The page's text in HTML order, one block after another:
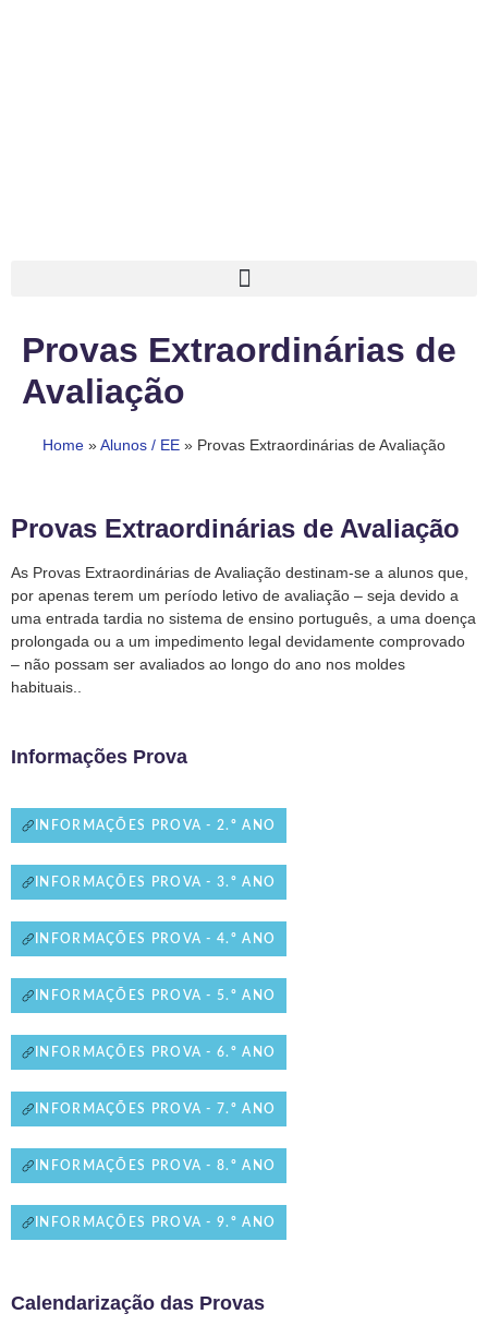
Provas Extraordinárias de
Avaliação
Home »Alunos / EE » Provas Extraordinárias de Avaliação
Provas Extraordinárias de Avaliação
As Provas Extraordinárias de Avaliação destinam-se a alunos que,
por apenas terem um período letivo de avaliação – seja devido a
uma entrada tardia no sistema de ensino português, a uma doença
prolongada ou a um impedimento legal devidamente comprovado
– não possam ser avaliados ao longo do ano nos moldes
habituais..
Informações Prova
INFORMAÇÕES PROVA - 2.º ANO
INFORMAÇÕES PROVA - 3.º ANO
INFORMAÇÕES PROVA - 4.º ANO
INFORMAÇÕES PROVA - 5.º ANO
INFORMAÇÕES PROVA - 6.º ANO
INFORMAÇÕES PROVA - 7.º ANO
INFORMAÇÕES PROVA - 8.º ANO
INFORMAÇÕES PROVA - 9.º ANO
Calendarização das Provas